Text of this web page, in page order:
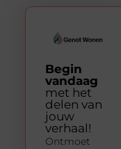
Begin
vandaag
met het
delen van
jouw
verhaal!
Ontmoet